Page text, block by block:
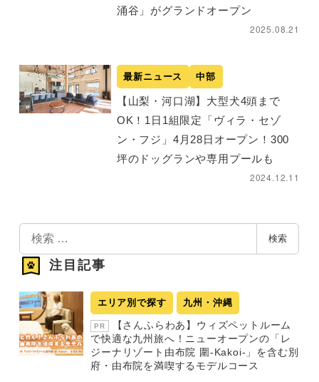
涌谷」がグランドオープン
2025.08.21
最新ニュース 中部
【山梨・河口湖】大型犬4頭まで
OK！1日1組限定「ヴィラ・セゾ
ン・フジ」4月28日オープン！300
坪のドッグランや専用プールも
2024.12.11
検
索
検索
注目記事
エリア別で探す 九州・沖縄
PR
【さんふらわあ】ウィズペットルーム
で快適な九州旅へ！ニューオープンの「レ
ジーナリゾート由布院 圍-Kakoi-」を含む別
府・由布院を満喫するモデルコース